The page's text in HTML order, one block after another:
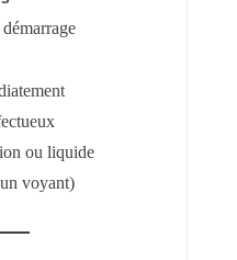
ou liquide
voyant)